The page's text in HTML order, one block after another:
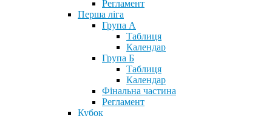
Регламент
Перша ліга
Група А
Таблиця
Календар
Група Б
Таблиця
Календар
Фінальна частина
Регламент
Кубок